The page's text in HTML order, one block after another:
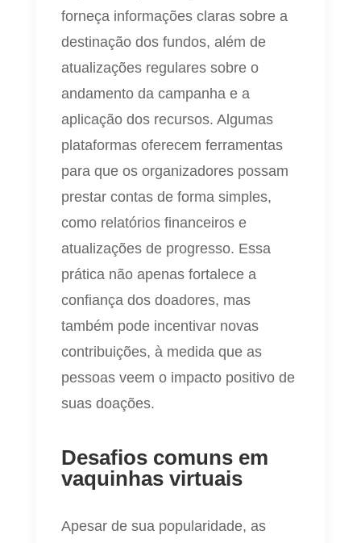
forneça informações claras sobre a
destinação dos fundos, além de
atualizações regulares sobre o
andamento da campanha e a
aplicação dos recursos. Algumas
plataformas oferecem ferramentas
para que os organizadores possam
prestar contas de forma simples,
como relatórios financeiros e
atualizações de progresso. Essa
prática não apenas fortalece a
confiança dos doadores, mas
também pode incentivar novas
contribuições, à medida que as
pessoas veem o impacto positivo de
suas doações.
Desafios comuns em
vaquinhas virtuais
Apesar de sua popularidade, as